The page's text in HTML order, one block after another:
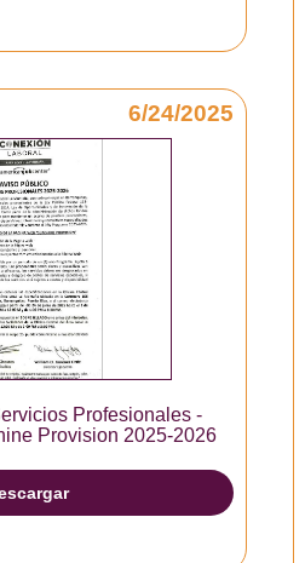
6/24/2025
Profesionales -
Provision 2025-2026